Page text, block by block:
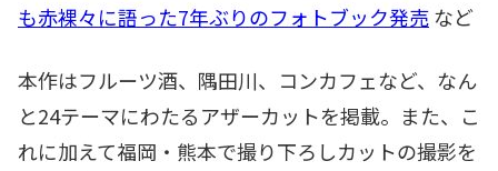
も赤裸々に語った7年ぶりのフォトブック発売など
本作はフルーツ酒、隅田川、コンカフェなど、なん
と24テーマにわたるアザーカットを掲載。また、こ
れに加えて福岡・熊本で撮り下ろしカットの撮影を